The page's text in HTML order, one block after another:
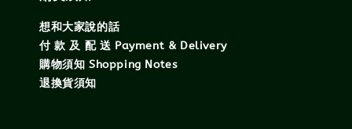
想和大家說的話
付 款 及 配 送 Payment & Delivery
購物須知 Shopping Notes
退換貨須知